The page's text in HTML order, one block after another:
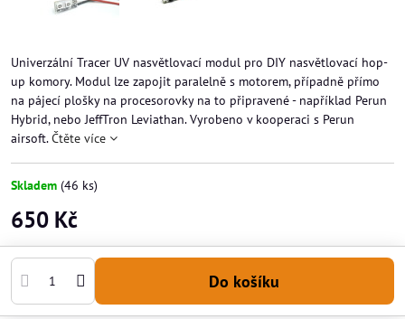
Univerzální Tracer UV nasvětlovací modul pro DIY nasvětlovací hop-
up komory. Modul lze zapojit paralelně s motorem, případně přímo
na pájecí plošky na procesorovky na to připravené - například Perun
Hybrid, nebo JeffTron Leviathan. Vyrobeno v kooperaci s Perun
airsoft.Čtěte více
Skladem (46 ks)
650 Kč
Do košíku